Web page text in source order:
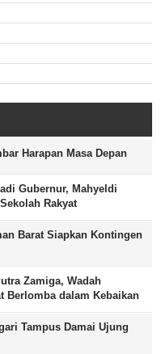
Harapan Masa Depan
Gubernur, Mahyeldi
Rakyat
Barat Siapkan Kontingen
Zamiga, Wadah
Berlomba dalam Kebaikan
Tampus Damai Ujung